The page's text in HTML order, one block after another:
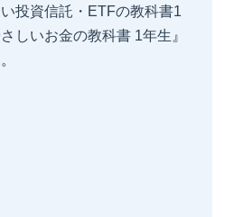
投資信託・ETFの教科書1
しいお金の教科書 1年生 』